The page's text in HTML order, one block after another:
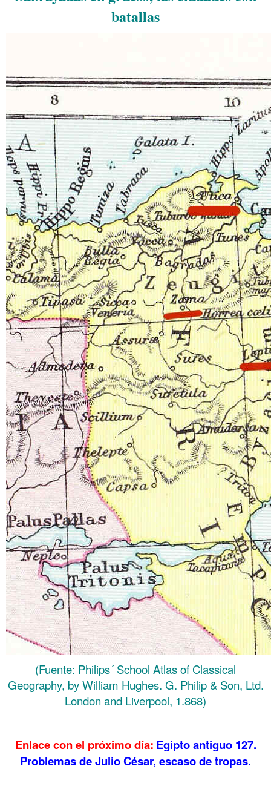
batallas
(Fuente: Philips´ School Atlas of Classical
Geography, by William Hughes. G. Philip & Son, Ltd.
London and Liverpool, 1.868)
Enlace con el próximo día: Egipto antiguo 127.
Problemas de Julio César, escaso de tropas.